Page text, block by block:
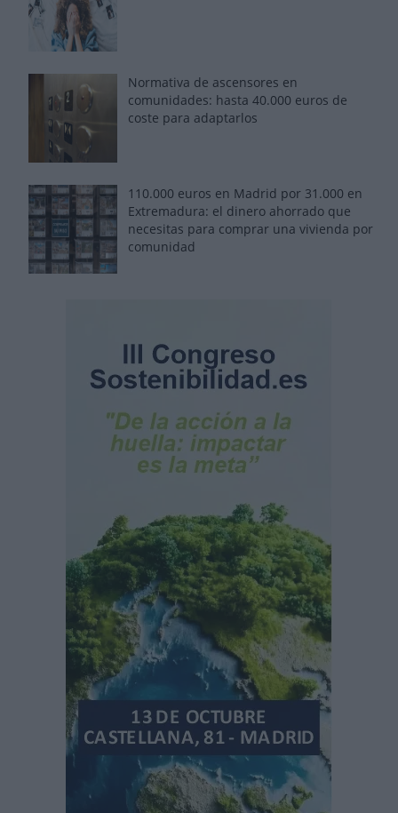
Normativa de ascensores en
comunidades: hasta 40.000 euros de
coste para adaptarlos
110.000 euros en Madrid por 31.000 en
Extremadura: el dinero ahorrado que
necesitas para comprar una vivienda por
comunidad